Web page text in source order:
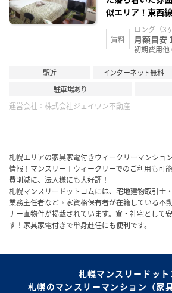
似エリア！東西
賃料
ロング（3
月額目安
初期費用他
駅近 インターネット無料
駐車場あり
運営会社： 株式会社ジェイワン不動産
札幌エリアの家具家電付きウィークリーマンショ
情報！マンスリー＋ウィークリーでのご利用も可
費削減に、法人様にも大好評！
札幌マンスリードットコムには、宅地建物取引士
業務主任者など国家資格保有者が在籍している不
ナー直物件が掲載されています。寮・社宅として
す！家具家電付きで単身赴任にも便利です。
札幌マンスリードット
札幌のマンスリーマンション（家